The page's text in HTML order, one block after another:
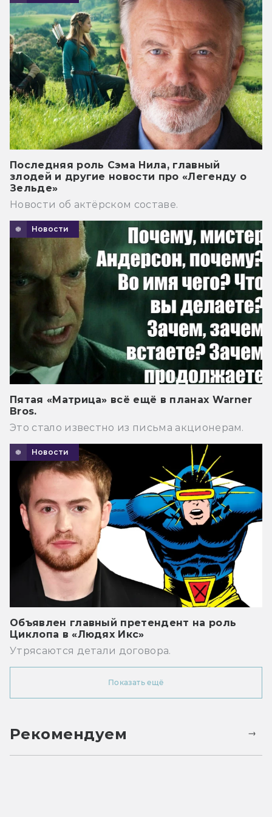
Последняя роль Сэма Нила, главный
злодей и другие новости про «Легенду о
Зельде»
Новости об актёрском составе.
Новости
Пятая «Матрица» всё ещё в планах Warner
Bros.
Это стало известно из письма акционерам.
Новости
Объявлен главный претендент на роль
Циклопа в «Людях Икс»
Утрясаются детали договора.
Показать ещё
Рекомендуем